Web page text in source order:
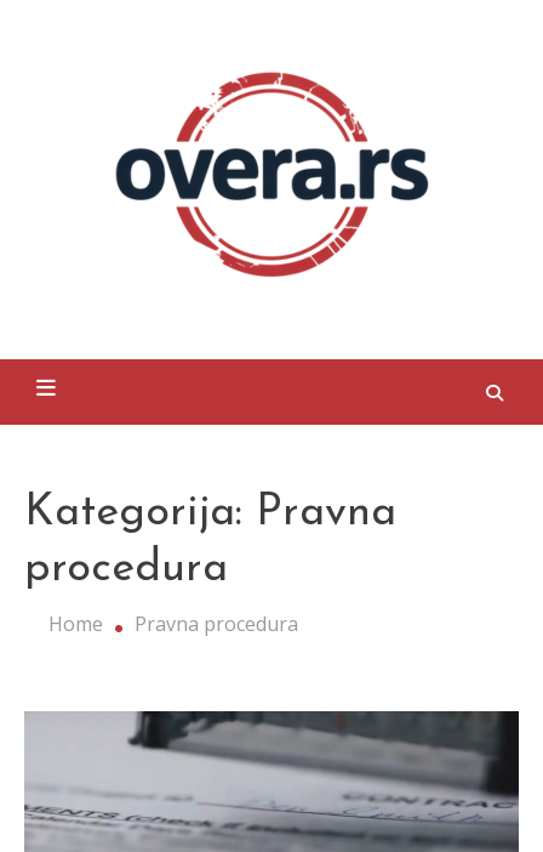
Kategorija: Pravna
procedura
Home Pravna procedura